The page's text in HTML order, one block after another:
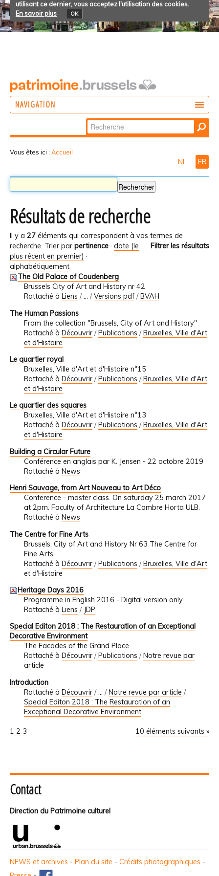
utilisant ce dernier, vous acceptez l'utilisation des cookies.
En savoir plus
OK
NAVIGATION
Chercher par
Recherche
Vous êtes ici : Accueil
NL FR
Résultats de recherche
Il y a 27 éléments qui correspondent à vos termes de
recherche.
Filtrer les résultats
Trier par pertinence · date (le
plus récent en premier) ·
alphabétiquement
The Old Palace of Coudenberg
Brussels City of Art and History nr 42
Rattaché à Liens /… /Versions pdf /BVAH
The Human Passions
From the collection "Brussels, City of Art and History"
Rattaché à Découvrir /Publications /Bruxelles, Ville d'Art
et d'Histoire
Le quartier royal
Bruxelles, Ville d'Art et d'Histoire n°15
Rattaché à Découvrir /Publications /Bruxelles, Ville d'Art
et d'Histoire
Le quartier des squares
Bruxelles, Ville d'Art et d'Histoire n°13
Rattaché à Découvrir / Publications / Bruxelles, Ville d'Art
et d'Histoire
Building a Circular Future
Conférence en anglais par K. Jensen - 22 octobre 2019
Rattaché à News
Henri Sauvage, from Art Nouveau to Art Déco
Conference - master class. On saturday 25 march 2017
at 2pm. Faculty of Architecture La Cambre Horta ULB.
Rattaché à News
The Centre for Fine Arts
Brussels, City of Art and History Nr 63 The Centre for
Fine Arts
Rattaché à Découvrir /Publications /Bruxelles, Ville d'Art
et d'Histoire
Heritage Days 2016
Programme in English 2016 - Digital version only
Rattaché à Liens / JDP
Special Editon 2018 : The Restauration of an Exceptional
Decorative Environment
The Facades of the Grand Place
Rattaché à Découvrir / Publications / Notre revue par
article
Introduction
Rattaché à Découvrir /… /Notre revue par article /
Special Editon 2018 : The Restauration of an
Exceptional Decorative Environment
10 éléments suivants »
1 2 3
Contact
Direction du Patrimoine culturel
NEWS et archives - Plan du site - Crédits photographiques -